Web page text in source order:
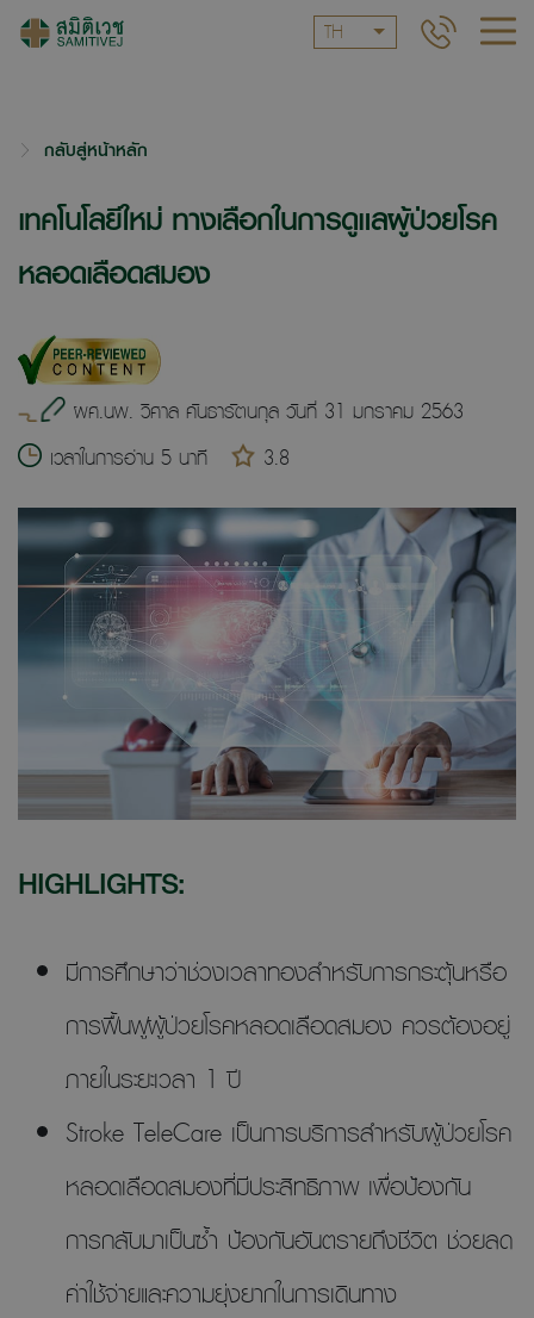
TH
กลับสู่หน้าหลัก
เทคโนโลยีใหม่ ทางเลือกในการดูแลผู้ป่วยโรค
หลอดเลือดสมอง
ผศ.นพ. วิศาล คันธารัตนกุล วันที่ 31 มกราคม 2563
เวลาในการอ่าน 5 นาที
3.8
HIGHLIGHTS:
มีการศึกษาว่าช่วงเวลาทองสำหรับการกระตุ้นหรือ
การฟื้นฟูผู้ป่วยโรคหลอดเลือดสมอง ควรต้องอยู่
ภายในระยะเวลา 1 ปี
Stroke TeleCare เป็นการบริการสำหรับผู้ป่วยโรค
หลอดเลือดสมองที่มีประสิทธิภาพ เพื่อป้องกัน
การกลับมาเป็นซ้ำ ป้องกันอันตรายถึงชีวิต ช่วยลด
ค่าใช้จ่ายและความยุ่งยากในการเดินทาง